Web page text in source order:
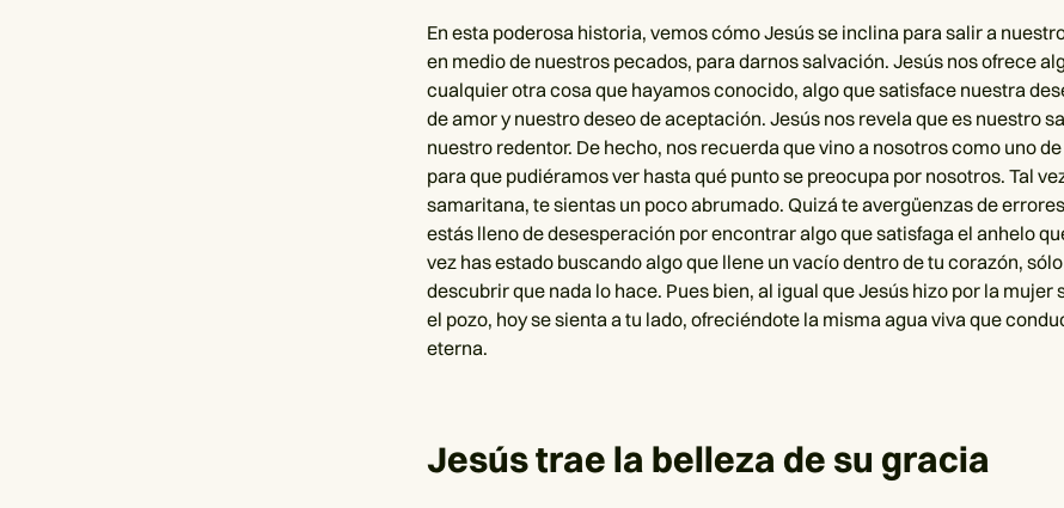
En esta poderosa historia, vemos cómo Jesús se inclina para salir a
en medio de nuestros pecados, para darnos salvación. Jesús nos ofrece
cualquier otra cosa que hayamos conocido, algo que satisface nuestra
de amor y nuestro deseo de aceptación. Jesús nos revela que es nuestro
nuestro redentor. De hecho, nos recuerda que vino a nosotros como uno
para que pudiéramos ver hasta qué punto se preocupa por nosotros. Tal
samaritana, te sientas un poco abrumado. Quizá te avergüenzas de
estás lleno de desesperación por encontrar algo que satisfaga el anhelo
vez has estado buscando algo que llene un vacío dentro de tu corazón,
descubrir que nada lo hace. Pues bien, al igual que Jesús hizo por la mujer
el pozo, hoy se sienta a tu lado, ofreciéndote la misma agua viva que
eterna.
Jesús trae la belleza de su gracia